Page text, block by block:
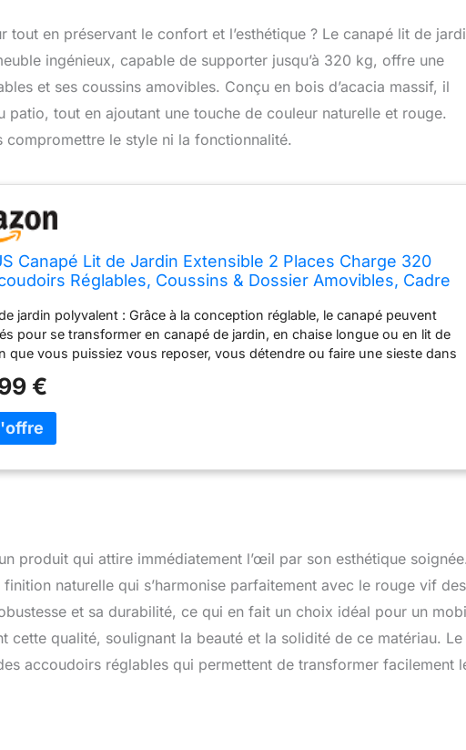
en préservant le confort et l’esthétique ? Le canapé lit de
ingénieux, capable de supporter jusqu’à 320 kg, offre une
et ses coussins amovibles. Conçu en bois d’acacia massif, il
patio, tout en ajoutant une touche de couleur naturelle et rouge.
compromettre le style ni la fonctionnalité.
Canapé Lit de Jardin Extensible 2 Places Charge 320
Réglables, Coussins & Dossier Amovibles, Cadre
jardin polyvalent : Grâce à la conception réglable, le canapé peuvent
pour se transformer en canapé de jardin, en chaise longue ou en lit de
que vous puissiez vous reposer, vous détendre ou faire une sieste dans
le canapé de jardin est durable et résistant à la corrosion, convenant
à une utilisation intérieure qu'extérieure. Les matériaux de qualité et la
robuste permettent une charge supportée jusqu’à 320 kg. Coussins
: Les coussins d'assise et de dossier du canapé de jardin sont
mousse de haute densité, qui sont épaisses et ne s'affaissent pas
de profiter du soleil et du confort. Facile à assembler: Grâce à une
simple et à des instructions claires, vous pouvez rapidement
dans deux boîtes et peuvent arriver à des moments différents.
€
produit qui attire immédiatement l’œil par son esthétique
naturelle qui s’harmonise parfaitement avec le rouge vif des
et sa durabilité, ce qui en fait un choix idéal pour un
cette qualité, soulignant la beauté et la solidité de ce matériau. Le
accoudoirs réglables qui permettent de transformer facilement